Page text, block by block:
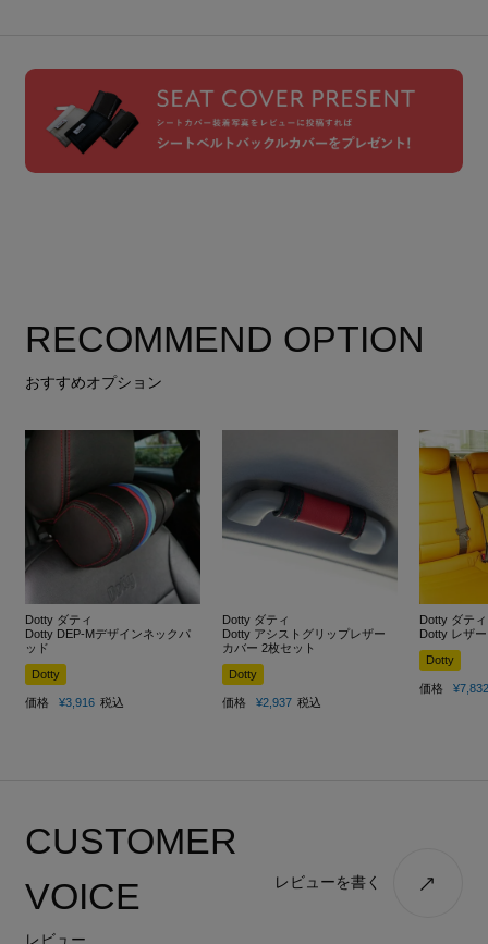
RECOMMEND OPTION
おすすめオプション
Dotty ダティ
Dotty DEP-Mデザインネックパ
ッド
Dotty
価格 ¥3,916 税込
Dotty ダティ
Dotty アシストグリップレザー
カバー 2枚セット
Dotty
価格 ¥2,937 税込
Dotty ダティ
Dotty レザ
Dotty
価格 ¥7,832
CUSTOMER
VOICE
レビュー
レビューを書く